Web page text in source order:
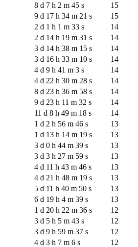
8 d 7 h 2 m 45 s
15
9 d 17 h 34 m 21 s
15
2 d 1 h 1 m 33 s
14
2 d 14 h 19 m 31 s
14
3 d 14 h 38 m 15 s
14
3 d 16 h 33 m 10 s
14
4 d 9 h 41 m 3 s
14
4 d 22 h 30 m 28 s
14
8 d 23 h 36 m 58 s
14
9 d 23 h 11 m 32 s
14
11 d 8 h 49 m 18 s
14
1 d 2 h 56 m 46 s
13
1 d 13 h 14 m 19 s
13
3 d 0 h 44 m 39 s
13
3 d 3 h 27 m 59 s
13
4 d 11 h 43 m 46 s
13
4 d 21 h 48 m 19 s
13
5 d 11 h 40 m 50 s
13
6 d 19 h 4 m 39 s
13
1 d 20 h 22 m 36 s
12
3 d 5 h 5 m 43 s
12
3 d 9 h 59 m 37 s
12
4 d 3 h 7 m 6 s
12